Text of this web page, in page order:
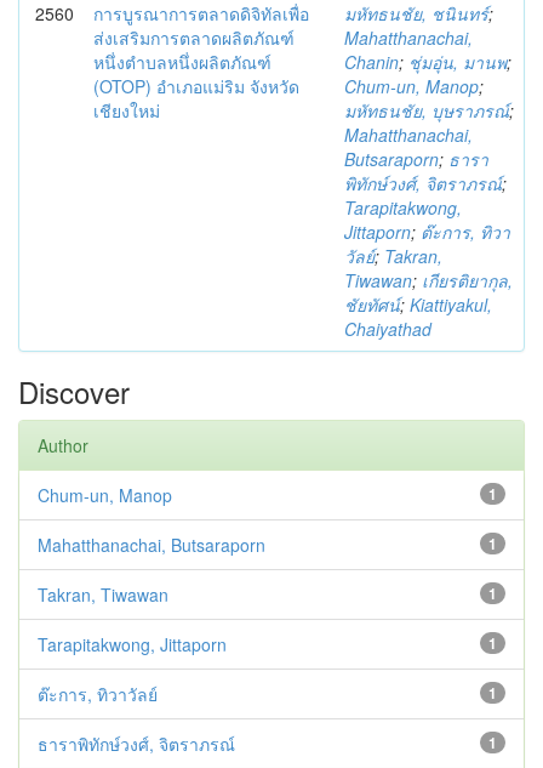
2560
การบูรณาการตลาดดิจิทัลเพื่อ
ส่งเสริมการตลาดผลิตภัณฑ์
หนึ่งตำบลหนึ่งผลิตภัณฑ์
(OTOP) อำเภอแม่ริม จังหวัด
เชียงใหม่
มหัทธนชัย, ชนินทร์;
Mahatthanachai,
Chanin; ชุ่มอุ่น, มานพ;
Chum-un, Manop;
มหัทธนชัย, บุษราภรณ์;
Mahatthanachai,
Butsaraporn; ธารา
พิทักษ์วงศ์, จิตราภรณ์;
Tarapitakwong,
Jittaporn; ต๊ะการ, ทิวา
วัลย์; Takran,
Tiwawan; เกียรติยากุล,
ชัยทัศน์; Kiattiyakul,
Chaiyathad
Discover
Author
1
Chum-un, Manop
1
Mahatthanachai, Butsaraporn
1
Takran, Tiwawan
1
Tarapitakwong, Jittaporn
1
ต๊ะการ, ทิวาวัลย์
1
ธาราพิทักษ์วงศ์, จิตราภรณ์